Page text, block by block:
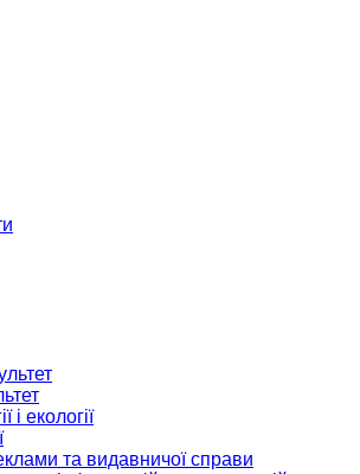
і екології
та видавничої справи